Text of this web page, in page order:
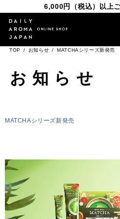
6,000円（税込）以上
TOP お知らせ MATCHAシリーズ新発売
お知らせ
MATCHAシリーズ新発売